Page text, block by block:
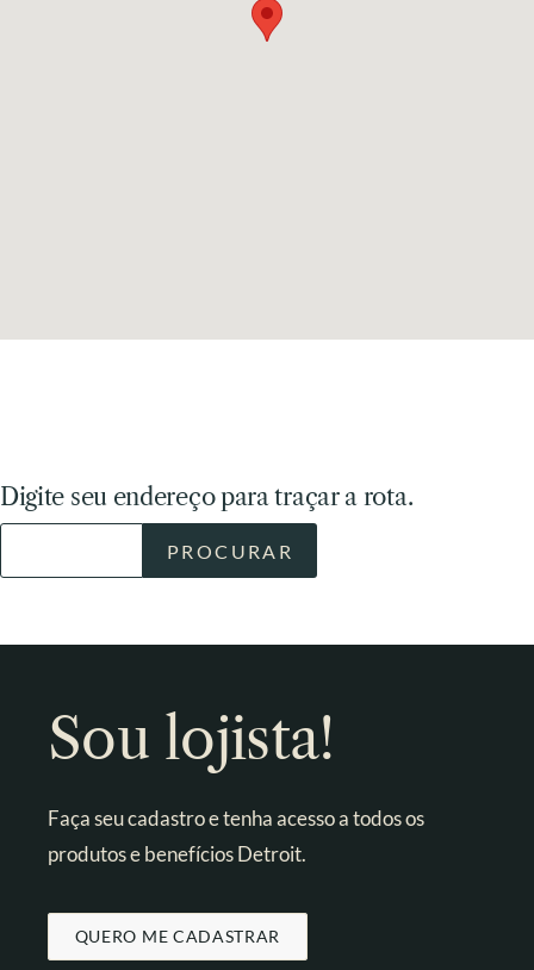
Digite seu endereço para traçar a rota.
Sou lojista!
Faça seu cadastro e tenha acesso a todos os
produtos e benefícios Detroit.
QUERO ME CADASTRAR